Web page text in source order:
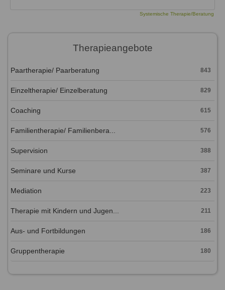
Systemische Therapie/Beratung
Therapieangebote
Paartherapie/ Paarberatung 843
Einzeltherapie/ Einzelberatung 829
Coaching 615
Familientherapie/ Familienbera... 576
Supervision 388
Seminare und Kurse 387
Mediation 223
Therapie mit Kindern und Jugen... 211
Aus- und Fortbildungen 186
Gruppentherapie 180